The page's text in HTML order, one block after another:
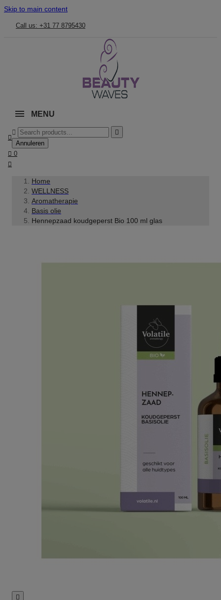
Skip to main content
Call us: +31 77 8795430
MENU



Annuleren
 0

Home
WELLNESS
Aromatherapie
Basis olie
Hennepzaad koudgeperst Bio 100 ml glas
